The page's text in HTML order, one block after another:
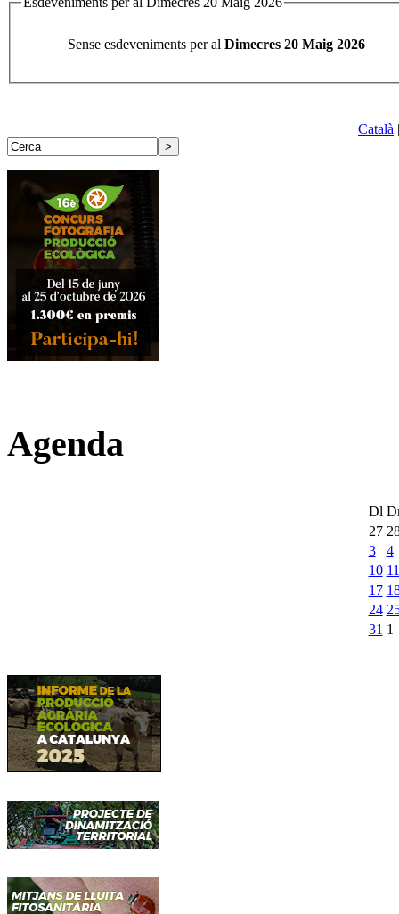
Sense esdeveniments per al Dimecres 20 Maig 2026
Català
Agenda
Dl
27
3
4
10 11
17
24
31 1